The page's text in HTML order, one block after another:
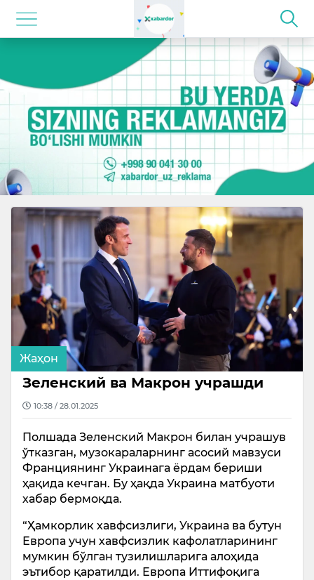
Жаҳон
Зеленский ва Макрон учрашди
10:38 / 28.01.2025
Полшада Зеленский Макрон билан учрашув
ўтказган, музокараларнинг асосий мавзуси
Франциянинг Украинага ёрдам бериши
ҳақида кечган. Бу ҳақда Украина матбуоти
хабар бермоқда.
“Ҳамкорлик хавфсизлиги, Украина ва бутун
Европа учун хавфсизлик кафолатларининг
мумкин бўлган тузилишларига алоҳида
эътибор қаратилди. Европа Иттифоқига